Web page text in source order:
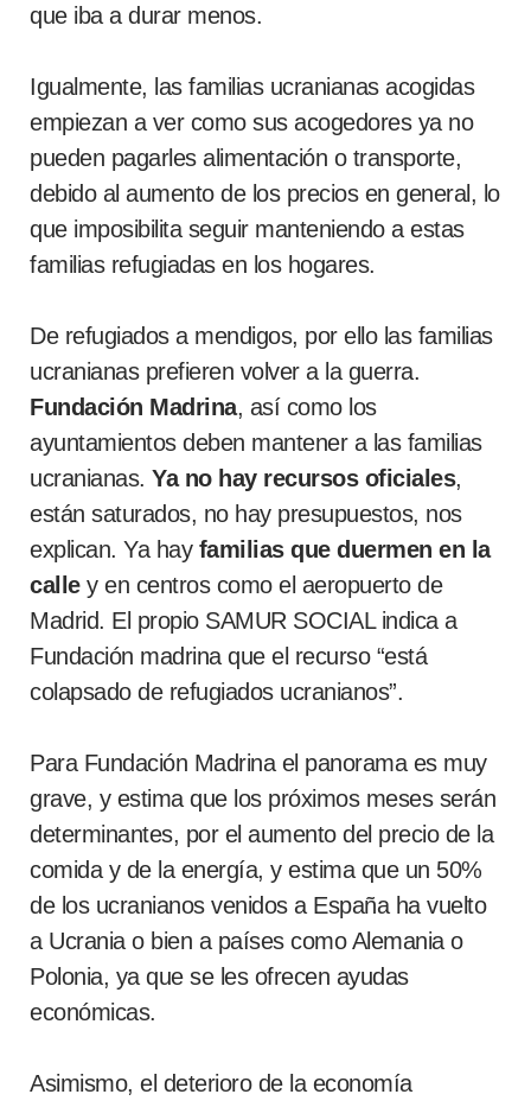
que iba a durar menos.
Igualmente, las familias ucranianas acogidas
empiezan a ver como sus acogedores ya no
pueden pagarles alimentación o transporte,
debido al aumento de los precios en general, lo
que imposibilita seguir manteniendo a estas
familias refugiadas en los hogares.
De refugiados a mendigos, por ello las familias
ucranianas prefieren volver a la guerra.
Fundación Madrina, así como los
ayuntamientos deben mantener a las familias
ucranianas. Ya no hay recursos oficiales,
están saturados, no hay presupuestos, nos
explican. Ya hay familias que duermen en la
calley en centros como el aeropuerto de
Madrid. El propio SAMUR SOCIAL indica a
Fundación madrina que el recurso “está
colapsado de refugiados ucranianos”.
Para Fundación Madrina el panorama es muy
grave, y estima que los próximos meses serán
determinantes, por el aumento del precio de la
comida y de la energía, y estima que un 50%
de los ucranianos venidos a España ha vuelto
a Ucrania o bien a países como Alemania o
Polonia, ya que se les ofrecen ayudas
económicas.
Asimismo, el deterioro de la economía